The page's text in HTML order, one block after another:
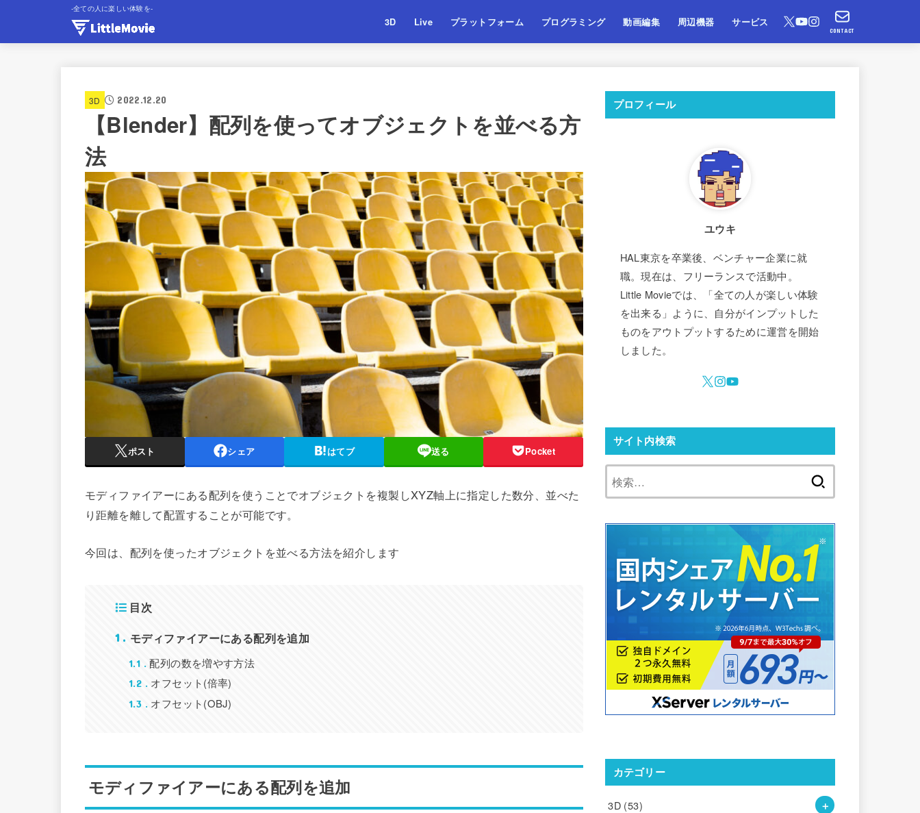
-全ての人に楽しい体験を-
3D Live プラットフォーム プログラミング 動画編集 周辺機器 サービス
CONTACT
3D 2022.12.20
【Blender】配列を使ってオブジェクトを並べる方
法
ポスト シェア はてブ 送る Pocket
モディファイアーにある配列を使うことでオブジェクトを複製しXYZ軸上に指定した数分、並べた
り距離を離して配置することが可能です。
今回は、配列を使ったオブジェクトを並べる方法を紹介します
目次
1 モディファイアーにある配列を追加
1.1 配列の数を増やす方法
1.2 オフセット(倍率)
1.3 オフセット(OBJ)
モディファイアーにある配列を追加
プロフィール
ユウキ
HAL東京を卒業後、ベンチャー企業に就
職。現在は、フリーランスで活動中。
Little Movieでは、「全ての人が楽しい体験
を出来る」ように、自分がインプットした
ものをアウトプットするために運営を開始
しました。
サイト内検索
カテゴリー
3D (53)